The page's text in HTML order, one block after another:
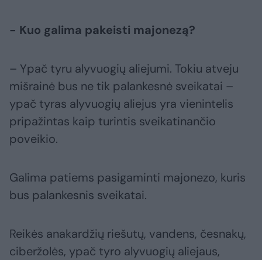
- Kuo galima pakeisti majonezą?
– Ypač tyru alyvuogių aliejumi. Tokiu atveju
mišrainė bus ne tik palankesnė sveikatai –
ypač tyras alyvuogių aliejus yra vienintelis
pripažintas kaip turintis sveikatinančio
poveikio.
Galima patiems pasigaminti majonezo, kuris
bus palankesnis sveikatai.
Reikės anakardžių riešutų, vandens, česnakų,
ciberžolės, ypač tyro alyvuogių aliejaus,